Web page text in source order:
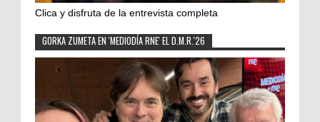
Clica y disfruta de la entrevista completa
GORKA ZUMETA EN 'MEDIODÍA RNE' EL D.M.R.'26